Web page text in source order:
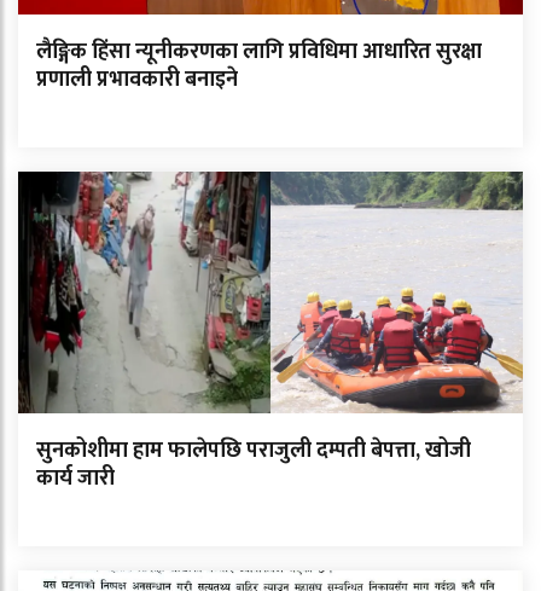
लैङ्गिक हिंसा न्यूनीकरणका लागि प्रविधिमा आधारित सुरक्षा
प्रणाली प्रभावकारी बनाइने
सुनकोशीमा हाम फालेपछि पराजुली दम्पती बेपत्ता, खोजी
कार्य जारी